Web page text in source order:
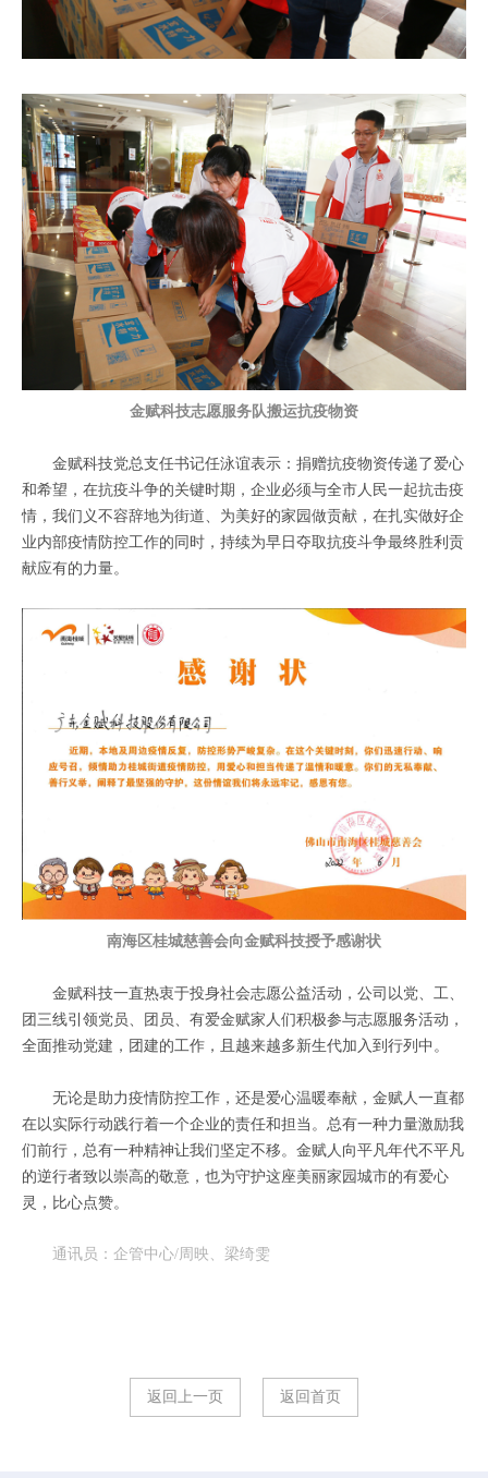
金赋科技志愿服务队搬运抗疫物资
金赋科技党总支任书记任泳谊表示：捐赠抗疫物资传递了爱心
和希望，在抗疫斗争的关键时期，企业必须与全市人民一起抗击疫
情，我们义不容辞地为街道、为美好的家园做贡献，在扎实做好企
业内部疫情防控工作的同时，持续为早日夺取抗疫斗争最终胜利贡
献应有的力量。
南海区桂城慈善会向金赋科技授予感谢状
金赋科技一直热衷于投身社会志愿公益活动，公司以党、工、
团三线引领党员、团员、有爱金赋家人们积极参与志愿服务活动，
全面推动党建，团建的工作，且越来越多新生代加入到行列中。
无论是助力疫情防控工作，还是爱心温暖奉献，金赋人一直都
在以实际行动践行着一个企业的责任和担当。总有一种力量激励我
们前行，总有一种精神让我们坚定不移。金赋人向平凡年代不平凡
的逆行者致以崇高的敬意，也为守护这座美丽家园城市的有爱心
灵，比心点赞。
通讯员：企管中心/周映、梁绮雯
返回上一页 返回首页